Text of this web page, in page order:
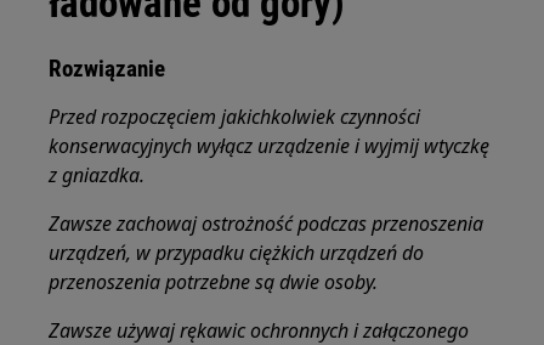
Rozwiązanie
Przed rozpoczęciem jakichkolwiek czynności
konserwacyjnych wyłącz urządzenie i wyjmij wtyczkę
zgniazdka.
Zawsze zachowaj ostrożność podczas przenoszenia
urządzeń, w przypadku ciężkich urządzeń do
przenoszenia potrzebne są dwie osoby.
Zawsze używaj rękawic ochronnych i załączonego